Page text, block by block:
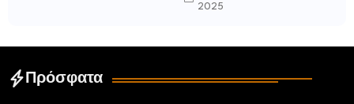
2025
Πρόσφατα